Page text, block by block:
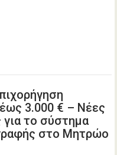
3.000 € – Νέες
το σύστημα
στο Μητρώο